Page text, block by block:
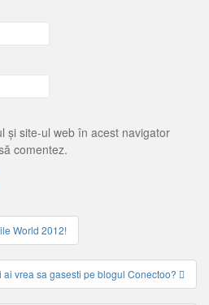
și site-ul web în acest navigator
comentez.
World 2012!
ai vrea sa gasesti pe blogul Conectoo?